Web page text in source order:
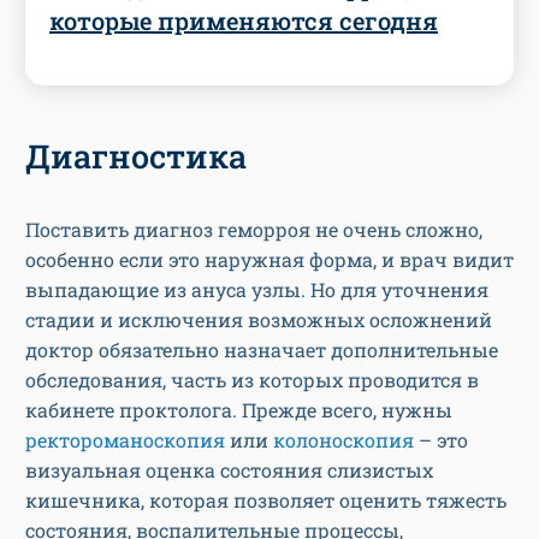
которые применяются сегодня
Диагностика
Поставить диагноз геморроя не очень сложно,
особенно если это наружная форма, и врач видит
выпадающие из ануса узлы. Но для уточнения
стадии и исключения возможных осложнений
доктор обязательно назначает дополнительные
обследования, часть из которых проводится в
кабинете проктолога. Прежде всего, нужны
ректороманоскопияили колоноскопия – это
визуальная оценка состояния слизистых
кишечника, которая позволяет оценить тяжесть
состояния, воспалительные процессы,